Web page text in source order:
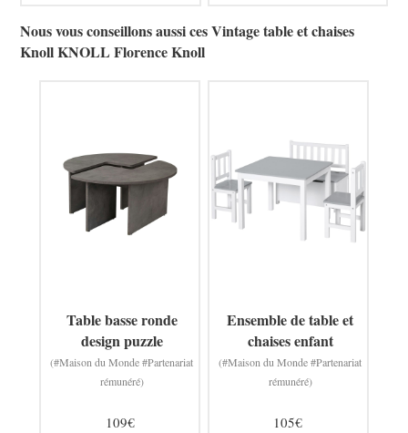
Nous vous conseillons aussi ces Vintage table et chaises
Knoll KNOLL Florence Knoll
Table basse ronde
design puzzle
(#Maison du Monde #Partenariat
rémunéré)
109€
Ensemble de table et
chaises enfant
(#Maison du Monde #Partenariat
rémunéré)
105€